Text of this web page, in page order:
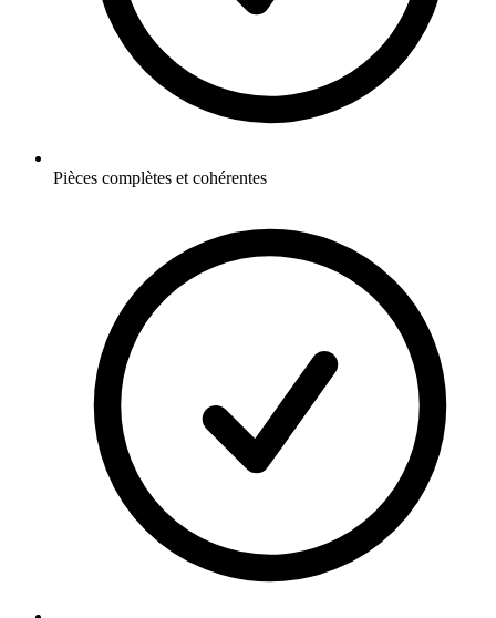
Pièces complètes et cohérentes